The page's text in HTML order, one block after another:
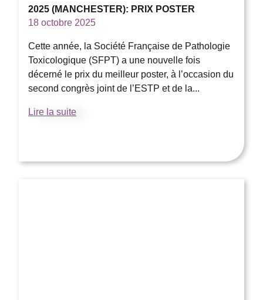
2025 (MANCHESTER): PRIX POSTER
18 octobre 2025
Cette année, la Société Française de Pathologie
Toxicologique (SFPT) a une nouvelle fois
décerné le prix du meilleur poster, à l’occasion du
second congrès joint de l’ESTP et de la...
Lire la suite